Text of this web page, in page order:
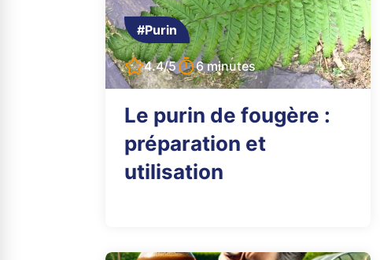
#Purin
4.4/5 6 minutes
Le purin de fougère :
préparation et
utilisation